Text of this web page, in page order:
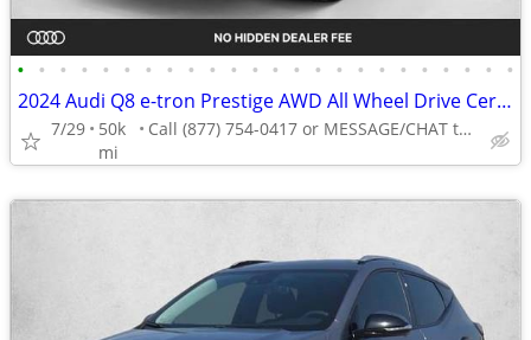
• • • • • • • • • • • • • • • • • • • • • • • •
2024 Audi Q8 e-tron Prestige AWD All Wheel Drive Certified SUV Electric AUTONATI
7/29
50k
mi
Call (877) 754-0417 or MESSAGE/CHAT to confirm availability